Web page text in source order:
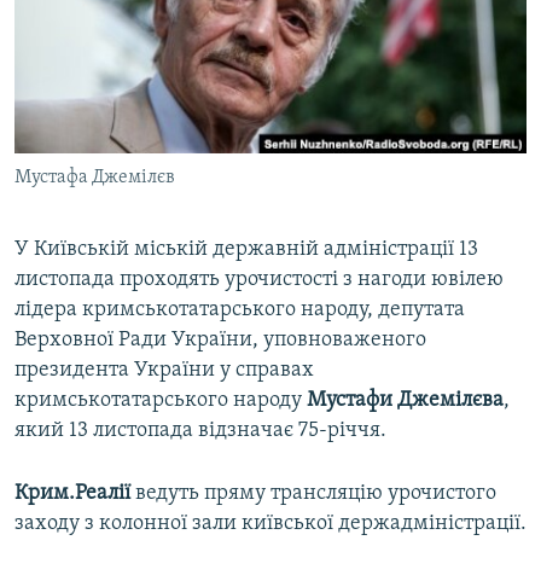
ДЕПОРТАЦІЯ
ВІДЕОУРОКИ «ELIFBE»
СВІДЧЕННЯ ОКУПАЦІЇ
УКРАЇНСЬКА ПРОБЛЕМА КРИМУ
ІНФОГРАФІКА
ЯК ОБІЙТИ БЛОКУВАННЯ
Qırımtatar
ДОЛУЧАЙСЯ!
Усі сайти RFE/RL
Мустафа Джемілєв
У Київській міській державній адміністрації 13
листопада проходять урочистості з нагоди ювілею
лідера кримськотатарського народу, депутата
Верховної Ради України, уповноваженого
президента України у справах
кримськотатарського народу Мустафи Джемілєва,
який 13 листопада відзначає 75-річчя.
Крим.Реаліїведуть пряму трансляцію урочистого
заходу з колонної зали київської держадміністрації.